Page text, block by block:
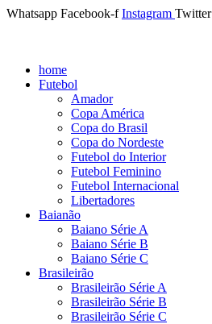
Whatsapp Facebook-f Instagram Twitter
home
Futebol
Amador
Copa América
Copa do Brasil
Copa do Nordeste
Futebol do Interior
Futebol Feminino
Futebol Internacional
Libertadores
Baianão
Baiano Série A
Baiano Série B
Baiano Série C
Brasileirão
Brasileirão Série A
Brasileirão Série B
Brasileirão Série C